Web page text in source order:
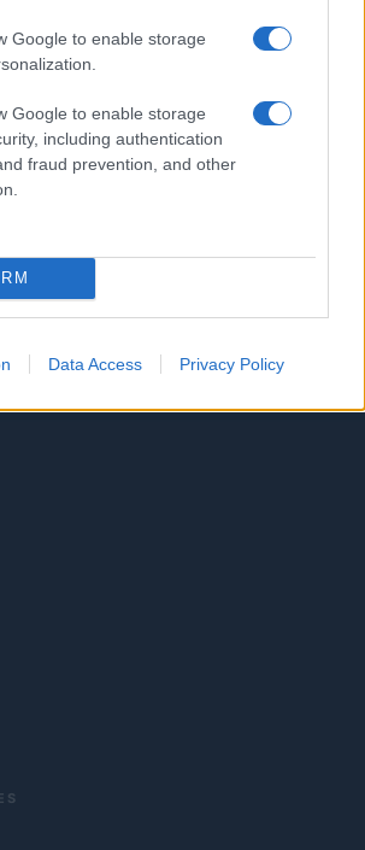
Google to enable storage
Google to enable storage
including authentication
fraud prevention, and other
Data Access Privacy Policy
IA : cadre d’évaluation TCO/ROI
portail du monde de la finance.